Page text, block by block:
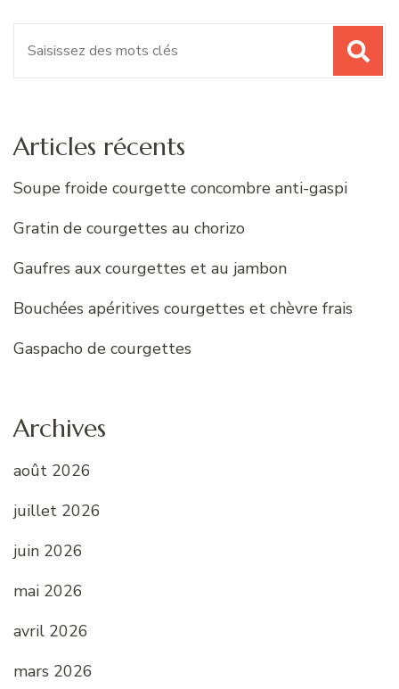
Articles récents
Soupe froide courgette concombre anti-gaspi
Gratin de courgettes au chorizo
Gaufres aux courgettes et au jambon
Bouchées apéritives courgettes et chèvre frais
Gaspacho de courgettes
Archives
août 2026
juillet 2026
juin 2026
mai 2026
avril 2026
mars 2026